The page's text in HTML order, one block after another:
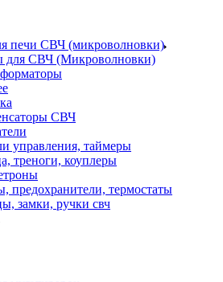
печи СВЧ (микроволновки)
СВЧ (Микроволновки)
СВЧ
управления, таймеры
треноги, коуплеры
предохранители, термостаты
замки, ручки свч